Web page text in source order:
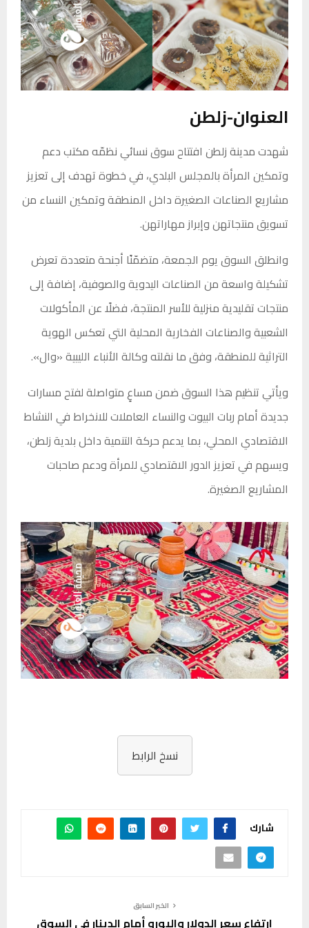
العنوان-زلطن
شهدت مدينة زلطن افتتاح سوق نسائي نظمّه مكتب دعم
وتمكين المرأة بالمجلس البلدي، في خطوة تهدف إلى تعزيز
مشاريع الصناعات الصغيرة داخل المنطقة وتمكين النساء من
تسويق منتجاتهن وإبراز مهاراتهن.
وانطلق السوق يوم الجمعة، متضمّنًا أجنحة متعددة تعرض
تشكيلة واسعة من الصناعات اليدوية والصوفية، إضافة إلى
منتجات تقليدية منزلية للأسر المنتجة، فضلًا عن المأكولات
الشعبية والصناعات الفخارية المحلية التي تعكس الهوية
التراثية للمنطقة، وفق ما نقلته وكالة الأنباء الليبية «وال».
ويأتي تنظيم هذا السوق ضمن مساعٍ متواصلة لفتح مسارات
جديدة أمام ربات البيوت والنساء العاملات للانخراط في النشاط
الاقتصادي المحلي، بما يدعم حركة التنمية داخل بلدية زلطن،
ويسهم في تعزيز الدور الاقتصادي للمرأة ودعم صاحبات
المشاريع الصغيرة.
نسخ الرابط
شارك
الخبر السابق
ارتفاع سعر الدولار واليورو أمام الدينار في السوق